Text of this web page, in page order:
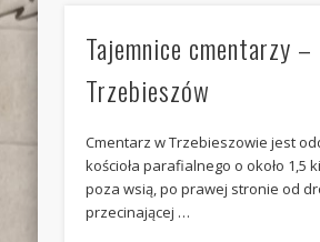
Tajemnice cmentarzy –
Trzebieszów
Cmentarz w Trzebieszowie jest
kościoła parafialnego o około 1,5
poza wsią, po prawej stronie od
przecinającej …